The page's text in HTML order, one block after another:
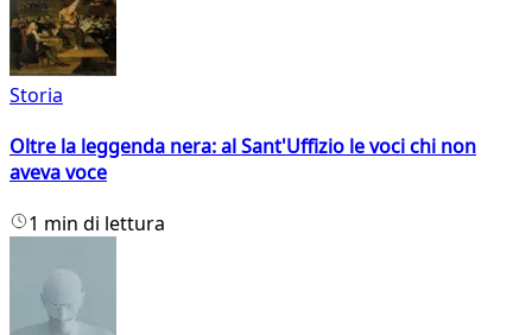
Storia
Oltre la leggenda nera: al Sant'Uffizio le voci chi non
aveva voce
1 min di lettura